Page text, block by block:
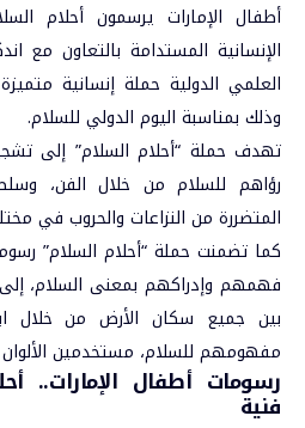
أطفال الإمارات يرسمون أحلام
الإنسانية المستدامة بالتعاون مع
العلمي الدولية حملة إنسانية
وذلك بمناسبة اليوم الدولي للسلام.
تهدف حملة “أحلام السلام” إلى
رؤاهم للسلام من خلال الفن،
المتضررة من النزاعات والحروب في
كما تضمنت حملة “أحلام السلام”
فهمهم وإدراكهم بمعنى السلام،
بين جميع سكان الأرض من خلال
مفهومهم للسلام، مستخدمين الألوان
رسومات أطفال الإمارات..
فنية